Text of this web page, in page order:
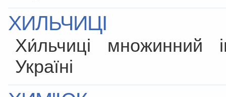
ХИЛЬЧИЦІ
Хи́льчиці множинний
Україні